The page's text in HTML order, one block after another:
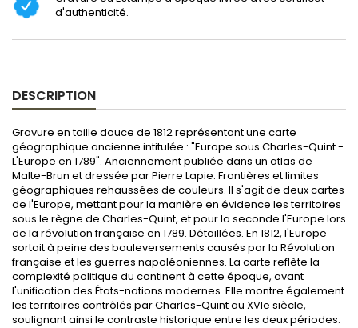
d'authenticité.
DESCRIPTION
Gravure en taille douce de 1812 représentant une carte
géographique ancienne intitulée : "Europe sous Charles-Quint -
L'Europe en 1789". Anciennement publiée dans un atlas de
Malte-Brun et dressée par Pierre Lapie. Frontières et limites
géographiques rehaussées de couleurs. Il s'agit de deux cartes
de l'Europe, mettant pour la manière en évidence les territoires
sous le règne de Charles-Quint, et pour la seconde l'Europe lors
de la révolution française en 1789. Détaillées. En 1812, l'Europe
sortait à peine des bouleversements causés par la Révolution
française et les guerres napoléoniennes. La carte reflète la
complexité politique du continent à cette époque, avant
l'unification des États-nations modernes. Elle montre également
les territoires contrôlés par Charles-Quint au XVIe siècle,
soulignant ainsi le contraste historique entre les deux périodes.